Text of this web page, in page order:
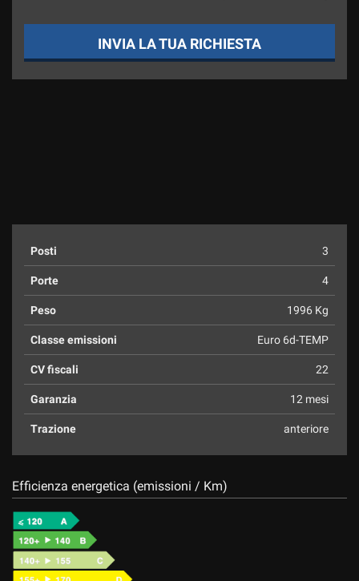
INVIA LA TUA RICHIESTA
Posti 3
Porte 4
Peso 1996 Kg
Classe emissioni Euro 6d-TEMP
CV fiscali 22
Garanzia 12 mesi
Trazione anteriore
Efficienza energetica (emissioni / Km)